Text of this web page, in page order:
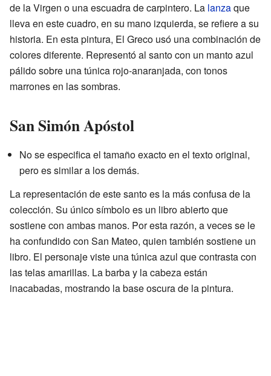
de la Virgen o una escuadra de carpintero. La lanzaque
lleva en este cuadro, en su mano izquierda, se refiere a su
historia. En esta pintura, El Greco usó una combinación de
colores diferente. Representó al santo con un manto azul
pálido sobre una túnica rojo-anaranjada, con tonos
marrones en las sombras.
San Simón Apóstol
No se especifica el tamaño exacto en el texto original,
pero es similar a los demás.
La representación de este santo es la más confusa de la
colección. Su único símbolo es un libro abierto que
sostiene con ambas manos. Por esta razón, a veces se le
ha confundido con San Mateo, quien también sostiene un
libro. El personaje viste una túnica azul que contrasta con
las telas amarillas. La barba y la cabeza están
inacabadas, mostrando la base oscura de la pintura.